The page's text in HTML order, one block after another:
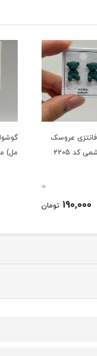
عروسک
تومان
گوشواره
مل) مخملی کد